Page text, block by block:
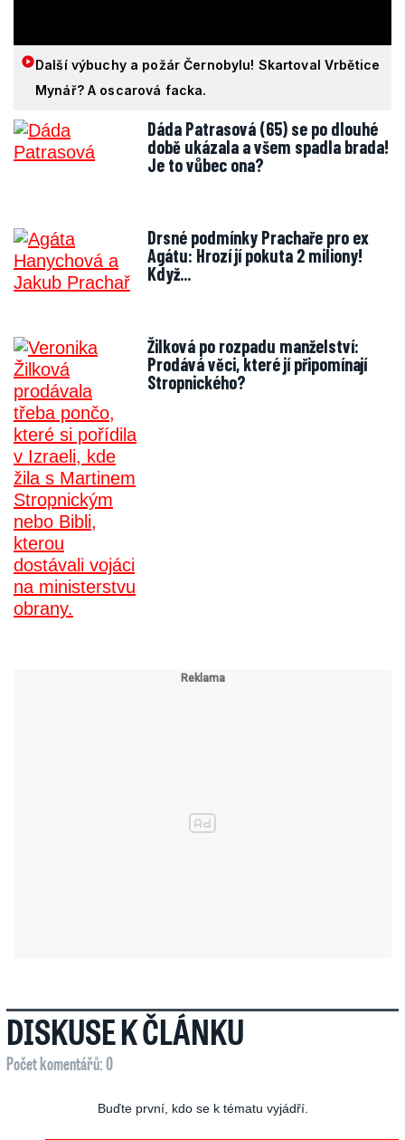
Další výbuchy a požár Černobylu! Skartoval Vrbětice
Mynář? A oscarová facka.
Dáda Patrasová (65) se po dlouhé
době ukázala a všem spadla brada!
Je to vůbec ona?
Drsné podmínky Prachaře pro ex
Agátu: Hrozí jí pokuta 2 miliony!
Když...
Žilková po rozpadu manželství:
Prodává věci, které jí připomínají
Stropnického?
DISKUSE K ČLÁNKU
Počet komentářů: 0
Buďte první, kdo se k tématu vyjádří.